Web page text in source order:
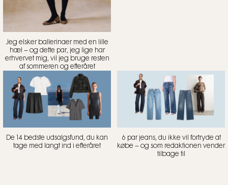
Jeg elsker ballerinaer med en lille
hæl – og dette par, jeg lige har
erhvervet mig, vil jeg bruge resten
af sommeren og efteråret
De 14 bedste udsalgsfund, du kan
tage med langt ind i efteråret
6 par jeans, du ikke vil fortryde at
købe – og som redaktionen vender
tilbage til